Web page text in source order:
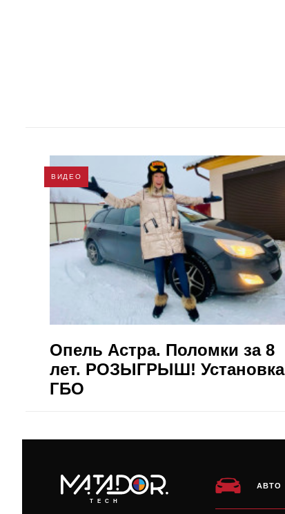
ВИДЕО
Опель Астра. Поломки за 8
лет. РОЗЫГРЫШ! Установка
ГБО
TECH
АВТО